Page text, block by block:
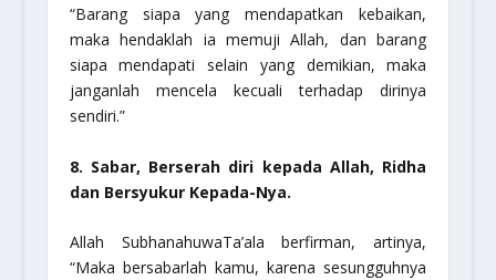
“Barang siapa yang mendapatkan kebaikan,
maka hendaklah ia memuji Allah, dan barang
siapa mendapati selain yang demikian, maka
janganlah mencela kecuali terhadap dirinya
sendiri.”
8. Sabar, Berserah diri kepada Allah, Ridha
dan Bersyukur Kepada-Nya.
Allah SubhanahuwaTa’ala berfirman, artinya,
“Maka bersabarlah kamu, karena sesungguhnya